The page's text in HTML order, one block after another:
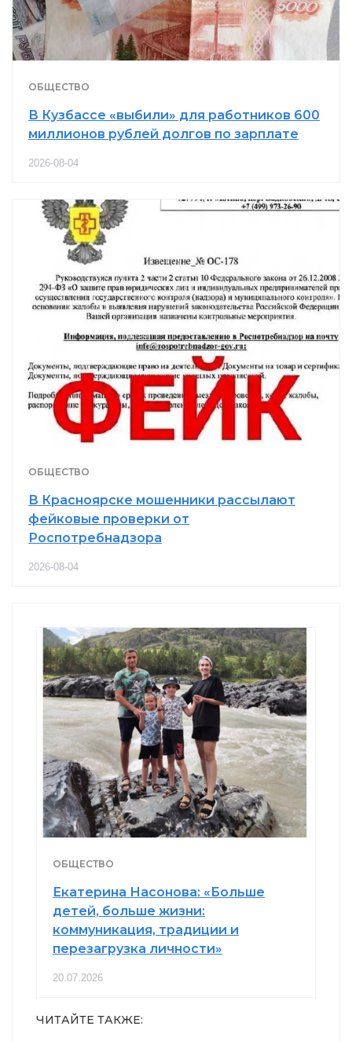
ОБЩЕСТВО
В Кузбассе «выбили» для работников 600
миллионов рублей долгов по зарплате
2026-08-04
ОБЩЕСТВО
В Красноярске мошенники рассылают
фейковые проверки от
Роспотребнадзора
2026-08-04
ОБЩЕСТВО
Екатерина Насонова: «Больше
детей, больше жизни:
коммуникация, традиции и
перезагрузка личности»
20.07.2026
ЧИТАЙТЕ ТАКЖЕ: